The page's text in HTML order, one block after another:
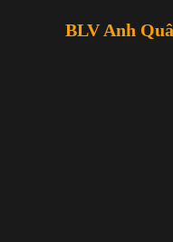
BLV Anh